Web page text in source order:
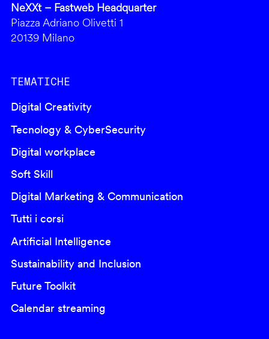
NeXXt – Fastweb Headquarter
Piazza Adriano Olivetti 1
20139 Milano
TEMATICHE
Digital Creativity
Tecnology & CyberSecurity
Digital workplace
Soft Skill
Digital Marketing & Communication
Tutti i corsi
Artificial Intelligence
Sustainability and Inclusion
Future Toolkit
Calendar streaming